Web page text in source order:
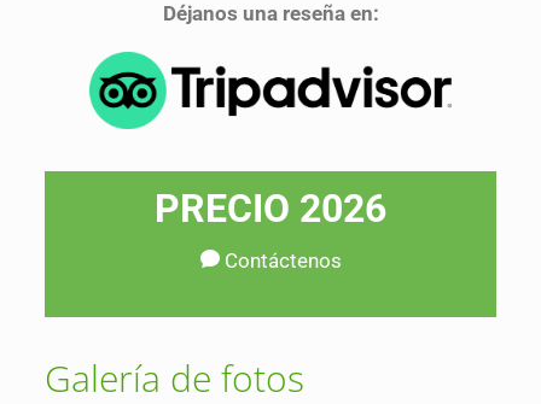
Déjanos una reseña en:
PRECIO 2026
Contáctenos
Galería de fotos